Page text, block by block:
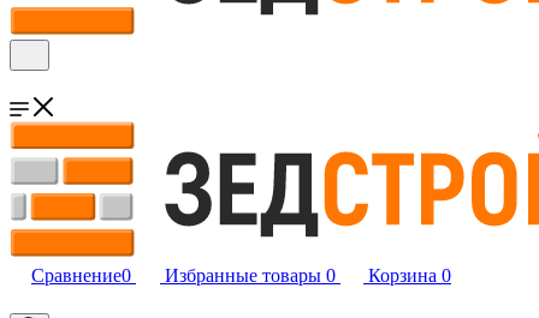
Сравнение0 Избранные товары 0 Корзина 0